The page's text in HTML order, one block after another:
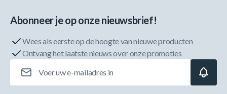
Abonneer je op onze nieuwsbrief!
Wees als eerste op de hoogte van nieuwe producten
Ontvang het laatste nieuws over onze promoties